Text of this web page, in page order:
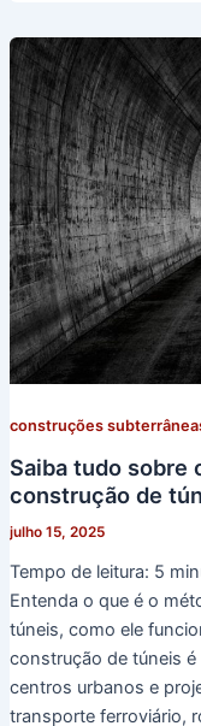
construções
Saiba tudo sobre
construção de
julho 15, 2025
Tempo de leitura: 5
Entenda o que é o
túneis, como ele
construção de túneis
centros urbanos e
transporte ferroviário,